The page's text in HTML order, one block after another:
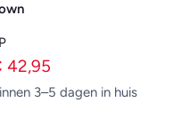
42,95
3–5 dagen in huis